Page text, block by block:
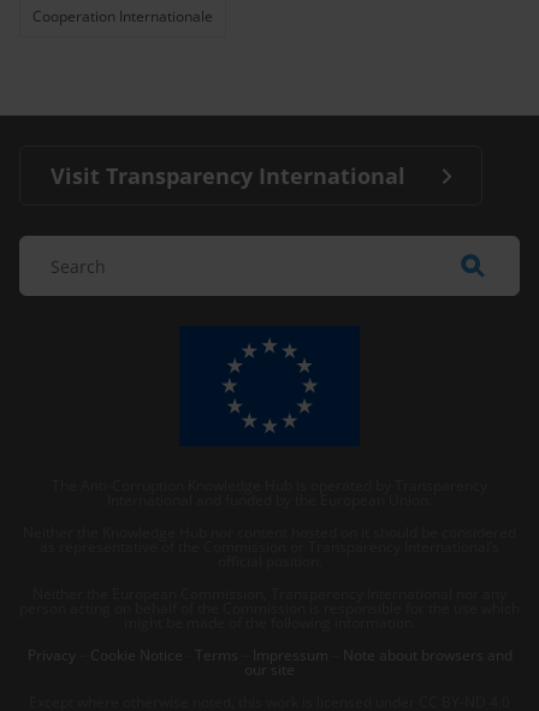
Cooperation Internationale
Visit Transparency International
Privacy
Cookie Notice Terms Impressum Note about browsers and
our site